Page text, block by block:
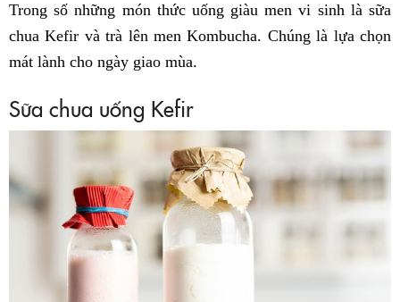
Trong số những món thức uống giàu men vi sinh là sữa
chua Kefir và trà lên men Kombucha. Chúng là lựa chọn
mát lành cho ngày giao mùa.
Sữa chua uống Kefir